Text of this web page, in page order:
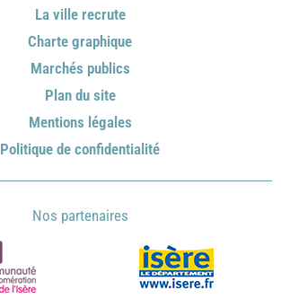
La ville recrute
Charte graphique
Marchés publics
Plan du site
Mentions légales
Politique de confidentialité
Nos partenaires